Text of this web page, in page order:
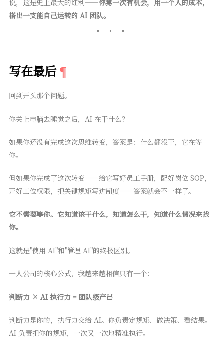
说，这是史上最大的红利——你第一次有机会，用一个人的成本，
搭出一支能自己运转的 AI 团队。
写在最后
回到开头那个问题。
你关上电脑去睡觉之后，AI 在干什么？
如果你还没有完成这次思维转变，答案是：什么都没干，它在等
你。
但如果你完成了这次转变——给它写好员工手册，配好岗位 SOP，
开好工位权限，把关键规矩写进制度——答案就会不一样了。
它不需要等你。它知道该干什么，知道怎么干，知道什么情况来找
你。
这就是"使用 AI"和"管理 AI"的终极区别。
一人公司的核心公式，我越来越相信只有一个：
判断力 × AI 执行力 = 团队级产出
判断力是你的，执行力交给 AI。你负责定规矩、做决策、看结果。
AI 负责把你的规矩，一次又一次地精准执行。